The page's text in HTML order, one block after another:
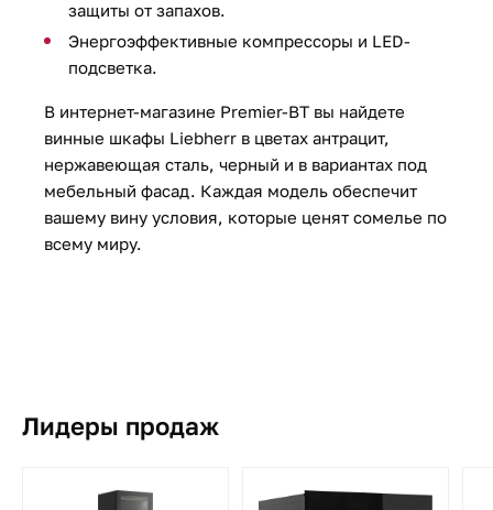
защиты от запахов.
Энергоэффективные компрессоры и LED-
подсветка.
В интернет-магазине Premier-BT вы найдете
винные шкафы Liebherr в цветах антрацит,
нержавеющая сталь, черный и в вариантах под
мебельный фасад. Каждая модель обеспечит
вашему вину условия, которые ценят сомелье по
всему миру.
Лидеры продаж